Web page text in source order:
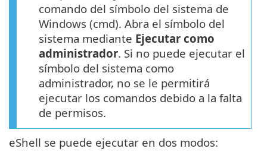
comando del símbolo del sistema de
Windows (cmd). Abra el símbolo del
sistema mediante Ejecutar como
administrador. Si no puede ejecutar el
símbolo del sistema como
administrador, no se le permitirá
ejecutar los comandos debido a la falta
de permisos.
eShell se puede ejecutar en dos modos: